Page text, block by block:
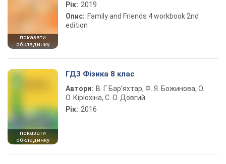
показати
обкладинку
Рік: 2019
Опис: Family and Friends 4 workbook 2nd
edition
показати
обкладинку
ГДЗ Фізика 8 клас
Автори: В. Г. Бар’яхтар, Ф. Я. Божинова, О.
О. Кірюхіна, С. О. Довгий
Рік: 2016